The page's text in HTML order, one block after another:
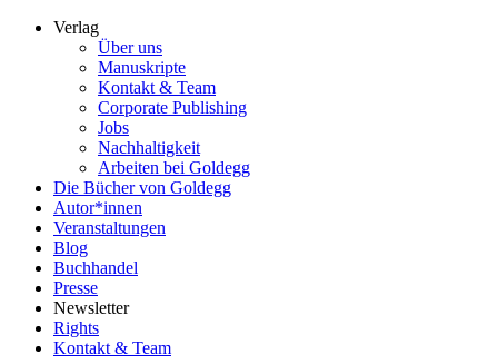
Verlag
Über uns
Manuskripte
Kontakt & Team
Corporate Publishing
Jobs
Nachhaltigkeit
Arbeiten bei Goldegg
Die Bücher von Goldegg
Autor*innen
Veranstaltungen
Blog
Buchhandel
Presse
Newsletter
Rights
Kontakt & Team